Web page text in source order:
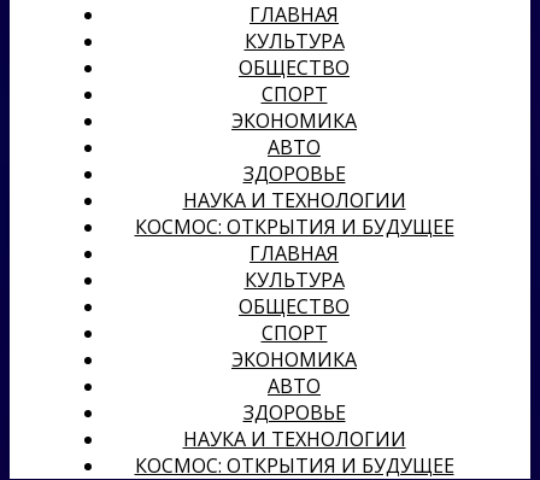
ГЛАВНАЯ
КУЛЬТУРА
ОБЩЕСТВО
СПОРТ
ЭКОНОМИКА
АВТО
ЗДОРОВЬЕ
НАУКА И ТЕХНОЛОГИИ
КОСМОС: ОТКРЫТИЯ И БУДУЩЕЕ
ГЛАВНАЯ
КУЛЬТУРА
ОБЩЕСТВО
СПОРТ
ЭКОНОМИКА
АВТО
ЗДОРОВЬЕ
НАУКА И ТЕХНОЛОГИИ
КОСМОС: ОТКРЫТИЯ И БУДУЩЕЕ